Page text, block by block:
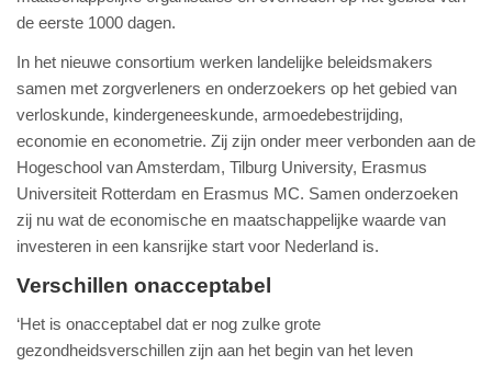
de eerste 1000 dagen.
In het nieuwe consortium werken landelijke beleidsmakers
samen met zorgverleners en onderzoekers op het gebied van
verloskunde, kindergeneeskunde, armoedebestrijding,
economie en econometrie. Zij zijn onder meer verbonden aan de
Hogeschool van Amsterdam, Tilburg University, Erasmus
Universiteit Rotterdam en Erasmus MC. Samen onderzoeken
zij nu wat de economische en maatschappelijke waarde van
investeren in een kansrijke start voor Nederland is.
Verschillen onacceptabel
‘Het is onacceptabel dat er nog zulke grote
gezondheidsverschillen zijn aan het begin van het leven